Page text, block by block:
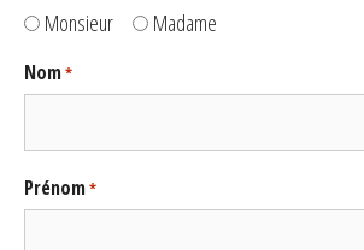
Monsieur Madame
Nom*
Prénom*